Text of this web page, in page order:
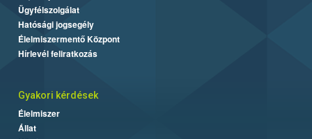
Ügyfélszolgálat
Hatósági jogsegély
Élelmiszermentő Központ
Hírlevél feliratkozás
Gyakori kérdések
Élelmiszer
Állat